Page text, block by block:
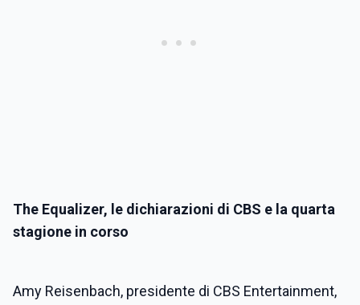
The Equalizer, le dichiarazioni di CBS e la quarta
stagione in corso
Amy Reisenbach, presidente di CBS Entertainment,